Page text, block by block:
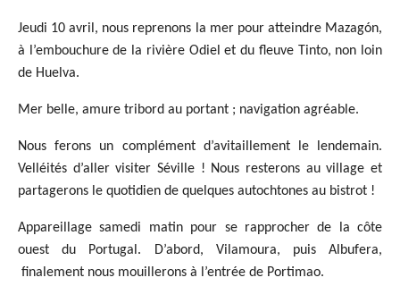
Jeudi 10 avril, nous reprenons la mer pour atteindre Mazagón,
à l’embouchure de la rivière Odiel et du fleuve Tinto, non loin
de Huelva.
Mer belle, amure tribord au portant ; navigation agréable.
Nous ferons un complément d’avitaillement le lendemain.
Velléités d’aller visiter Séville ! Nous resterons au village et
partagerons le quotidien de quelques autochtones au bistrot !
Appareillage samedi matin pour se rapprocher de la côte
ouest du Portugal. D’abord, Vilamoura, puis Albufera,
finalement nous mouillerons à l’entrée de Portimao.